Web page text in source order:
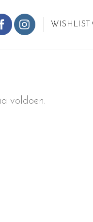
WISHLIST
voldoen.